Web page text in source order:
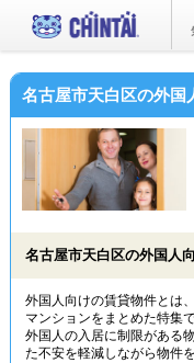
名古屋市天白区の外国
名古屋市天白区の外国人
外国人向けの賃貸物件とは
マンションをまとめた特集
外国人の入居に制限がある
た不安を軽減しながら物件